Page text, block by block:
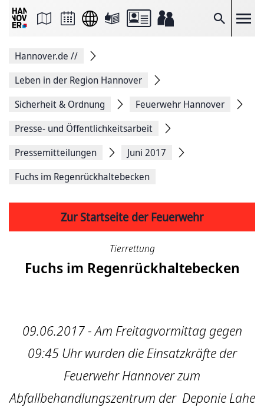
Suche
Seite
Facebook
teilen
Seitenlink
Seite
Hannover.de //
Leben in der Region Hannover
Sicherheit & Ordnung
Feuerwehr Hannover
Presse- und Öffentlichkeitsarbeit
Pressemitteilungen
Juni 2017
Fuchs im Regenrückhaltebecken
Zur Startseite der Feuerwehr
Tierrettung
Fuchs im Regenrückhaltebecken
09.06.2017 - Am Freitagvormittag gegen
09:45 Uhr wurden die Einsatzkräfte der
Feuerwehr Hannover zum
Abfallbehandlungszentrum der Deponie Lahe